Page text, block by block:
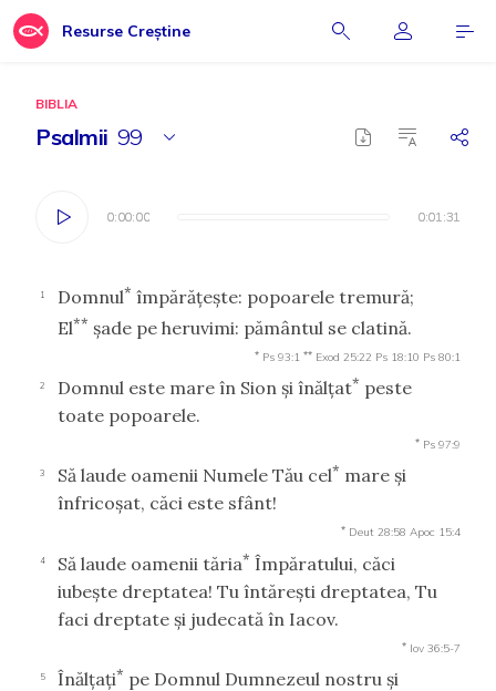
Resurse Creștine
BIBLIA
Psalmii 99
0:00:00 0:01:31
0:00:00 0:01:31
1 Domnul* împărăţeşte: popoarele tremură;
El** şade pe heruvimi: pământul se clatină.
* Ps 93:1 ** Exod 25:22 Ps 18:10 Ps 80:1
2 Domnul este mare în Sion şi înălţat* peste
toate popoarele.
* Ps 97:9
3 Să laude oamenii Numele Tău cel* mare şi
înfricoşat, căci este sfânt!
* Deut 28:58 Apoc 15:4
4 Să laude oamenii tăria* Împăratului, căci
iubeşte dreptatea! Tu întăreşti dreptatea, Tu
faci dreptate şi judecată în Iacov.
* Iov 36:5-7
5 Înălţaţi* pe Domnul Dumnezeul nostru şi